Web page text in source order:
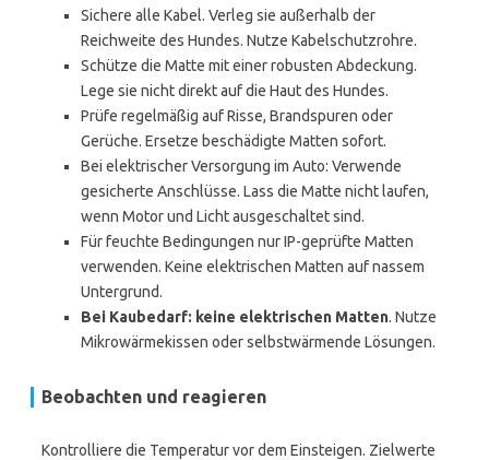
Sichere alle Kabel. Verleg sie außerhalb der
Reichweite des Hundes. Nutze Kabelschutzrohre.
Schütze die Matte mit einer robusten Abdeckung.
Lege sie nicht direkt auf die Haut des Hundes.
Prüfe regelmäßig auf Risse, Brandspuren oder
Gerüche. Ersetze beschädigte Matten sofort.
Bei elektrischer Versorgung im Auto: Verwende
gesicherte Anschlüsse. Lass die Matte nicht laufen,
wenn Motor und Licht ausgeschaltet sind.
Für feuchte Bedingungen nur IP-geprüfte Matten
verwenden. Keine elektrischen Matten auf nassem
Untergrund.
Bei Kaubedarf: keine elektrischen Matten. Nutze
Mikrowärmekissen oder selbstwärmende Lösungen.
Beobachten und reagieren
Kontrolliere die Temperatur vor dem Einsteigen. Zielwerte